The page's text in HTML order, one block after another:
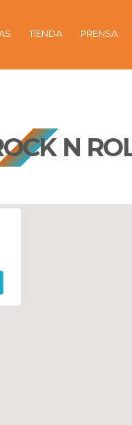
TIENDA PRENSA
N